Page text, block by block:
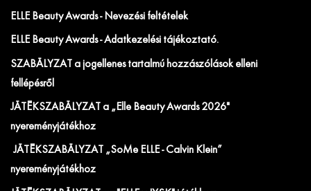
ELLE Beauty Awards - Nevezési feltételek
ELLE Beauty Awards - Adatkezelési tájékoztató.
SZABÁLYZAT a jogellenes tartalmú hozzászólások elleni
fellépésről
JÁTÉKSZABÁLYZAT a „Elle Beauty Awards 2026"
nyereményjátékhoz
JÁTÉKSZABÁLYZAT „SoMe ELLE - Calvin Klein”
nyereményjátékhoz